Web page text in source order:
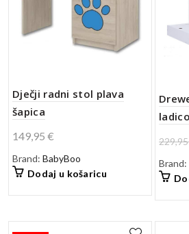
Dječji radni stol plava
šapica
149,95€
Brand:BabyBoo
Dodaj u košaricu
Brand: